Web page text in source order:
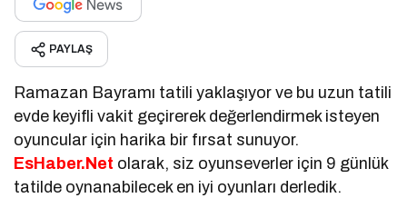
PAYLAŞ
Ramazan Bayramı tatili yaklaşıyor ve bu uzun tatili
evde keyifli vakit geçirerek değerlendirmek isteyen
oyuncular için harika bir fırsat sunuyor.
EsHaber.Net olarak, siz oyunseverler için 9 günlük
tatilde oynanabilecek en iyi oyunları derledik.